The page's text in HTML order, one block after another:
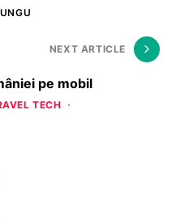
NEXT ARTICLE
pe mobil
TECH